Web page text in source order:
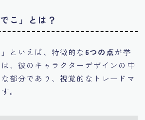
こ」とは？
といえば、特徴的な 6つの点が挙
、彼のキャラクターデザインの中
部分であり、視覚的なトレードマ
。